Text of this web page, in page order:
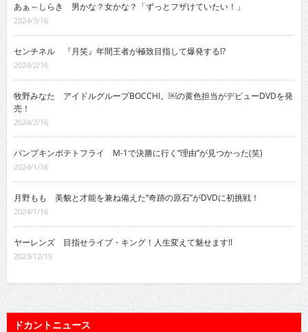
あぁ～しらき 男かな？女かな？「ずっとフザけていたい！」
2024/3/16
センチネル 『月笑』年間王者が極致目指して爆発する!?
2024/2/16
牧野みなた アイドルグループBOCCHI。￼の黄色担当がデビューDVDを発
売！
2024/2/16
パンプキンポテトフライ M-1で決勝に行く“理由”が見つかった(笑)
2024/1/16
月野もも 美貌と才能を兼ね備えた“奇跡の原石”がDVDに初挑戦！
2024/1/16
ヤーレンズ 目指せライブ・キング！人生変えて魅せます!!
2023/12/15
ドカントニュース